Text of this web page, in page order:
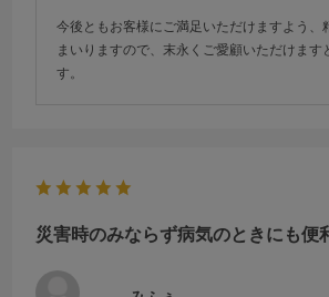
今後ともお客様にご満足いただけますよう、
まいりますので、末永くご愛顧いただけます
す。
災害時のみならず病気のときにも便